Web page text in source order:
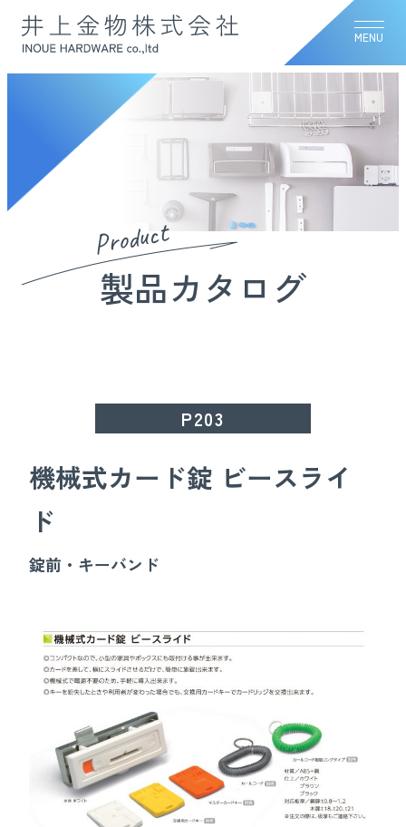
MENU
Product
製品カタログ
P203
機械式カード錠 ビースライ
ド
錠前・キーバンド